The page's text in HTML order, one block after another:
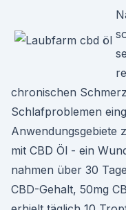
chronischen
Schlafproblemen
Anwendungsgebiete
mit CBD Öl - ein
nahmen über 30
CBD-Gehalt, 50mg